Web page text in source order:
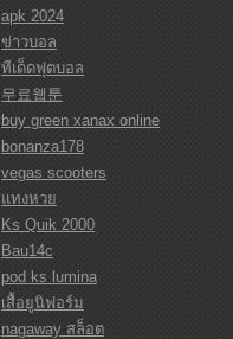
apk 2024
ข่าวบอล
ทีเด็ดฟุตบอล
무료웹툰
buy green xanax online
bonanza178
vegas scooters
แทงหวย
Ks Quik 2000
Bau14c
pod ks lumina
เสื้อยูนิฟอร์ม
nagaway สล็อต